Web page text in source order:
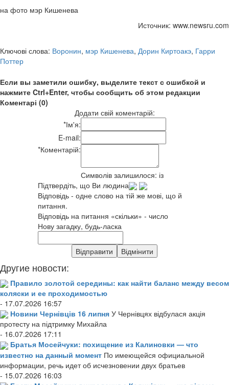
на фото мэр Кишенева
Источник: www.newsru.com
Ключові слова: Воронин, мэр Кишенева, Дорин Киртоакэ, Гарри
Поттер
Если вы заметили ошибку, выделите текст с ошибкой и
нажмите Ctrl+Enter, чтобы сообщить об этом редакции
Коментарі (0)
Додати свій коментарій:
*Ім'я:
E-mail:
*Коментарій:
Символів залишилося: із
Підтвердіть, що Ви людина
Відповідь - одне слово на тій же мові, що й
питання.
Відповідь на питання «скільки» - число
Нову загадку, будь-ласка
Другие новости:
Правило золотой середины: как найти баланс между весом
коляски и ее проходимостью
- 17.07.2026 16:57
Новини Чернівців 16 липня У Чернівцях відбулася акція
протесту на підтримку Михайла
- 16.07.2026 17:11
Братья Мосейчуки: похищение из Калиновки — что
известно на данный момент По имеющейся официальной
информации, речь идет об исчезновении двух братьев
- 15.07.2026 16:03